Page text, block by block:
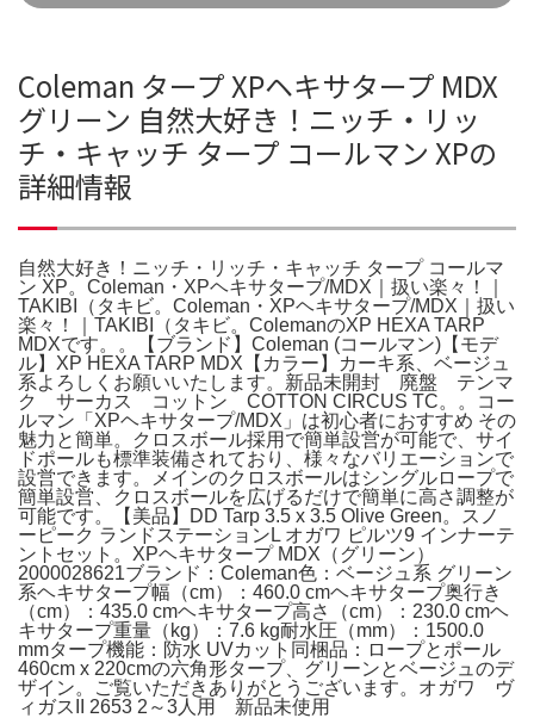
Coleman タープ XPヘキサタープ MDX
グリーン 自然大好き！ニッチ・リッ
チ・キャッチ タープ コールマン XPの
詳細情報
自然大好き！ニッチ・リッチ・キャッチ タープ コールマ
ン XP。Coleman・XPヘキサタープ/MDX｜扱い楽々！｜
TAKIBI（タキビ。Coleman・XPヘキサタープ/MDX｜扱い
楽々！｜TAKIBI（タキビ。ColemanのXP HEXA TARP
MDXです。。【ブランド】Coleman (コールマン)【モデ
ル】XP HEXA TARP MDX【カラー】カーキ系、ベージュ
系よろしくお願いいたします。新品未開封 廃盤 テンマ
ク サーカス コットン COTTON CIRCUS TC。。コー
ルマン「XPヘキサタープ/MDX」は初心者におすすめ その
魅力と簡単。クロスボール採用で簡単設営が可能で、サイ
ドポールも標準装備されており、様々なバリエーションで
設営できます。メインのクロスボールはシングルロープで
簡単設営、クロスボールを広げるだけで簡単に高さ調整が
可能です。【美品】DD Tarp 3.5 x 3.5 Olive Green。スノ
ーピーク ランドステーションL オガワ ピルツ9 インナーテ
ントセット。XPヘキサタープ MDX（グリーン）
2000028621ブランド：Coleman色：ベージュ系 グリーン
系ヘキサタープ幅（cm）：460.0 cmヘキサタープ奥行き
（cm）：435.0 cmヘキサタープ高さ（cm）：230.0 cmヘ
キサタープ重量（kg）：7.6 kg耐水圧（mm）：1500.0
mmタープ機能：防水 UVカット同梱品：ロープとポール
460cm x 220cmの六角形タープ、グリーンとベージュのデ
ザイン。ご覧いただきありがとうございます。オガワ ヴ
ィガスII 2653 2～3人用 新品未使用